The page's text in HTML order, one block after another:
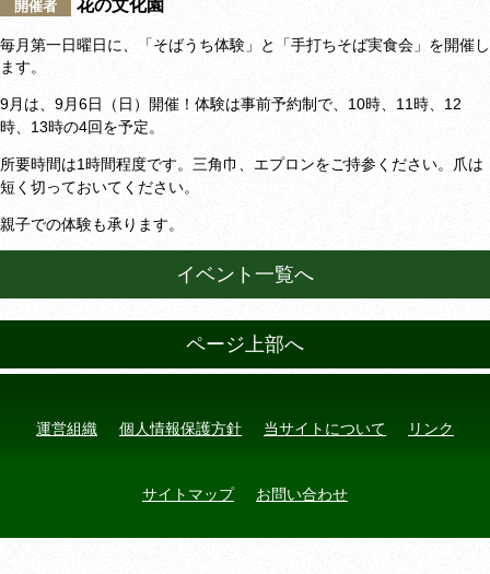
開催者
花の文化園
毎月第一日曜日に、「そばうち体験」と「手打ちそば実食会」を開催し
ます。
9月は、9月6 日（日）開催！体験は事前予約制で、 10時、11時、12
時、13時の4回を予定。
所要時間は1時間程度です。三角巾、エプロンをご持参ください。爪は
短く切っておいてください。
親子での体験も承ります。
イベント一覧へ
ページ上部へ
運営組織 個人情報保護方針 当サイトについて リンク
サイトマップ お問い合わせ